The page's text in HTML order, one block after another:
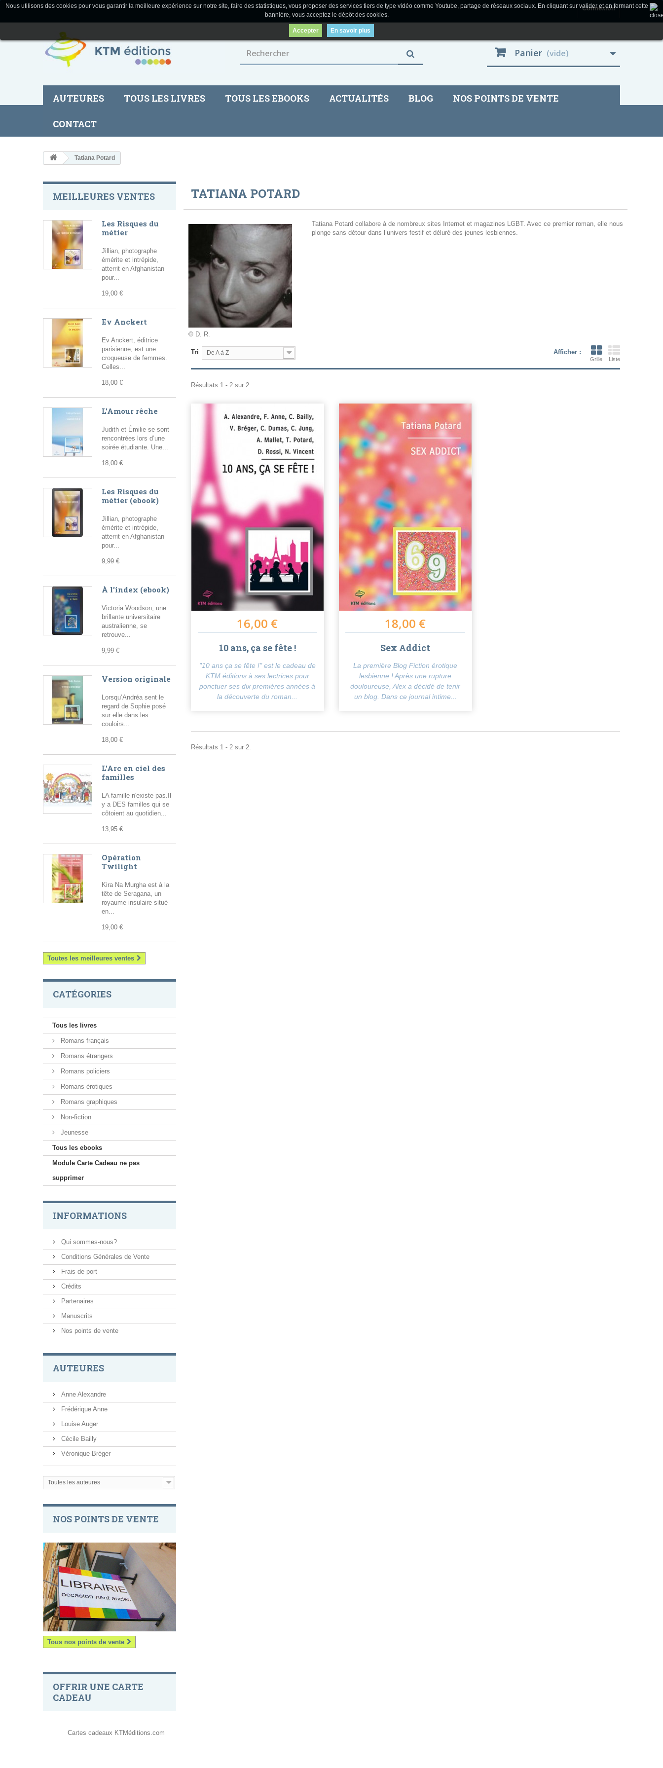
Connexion
Panier (vide)
AUTEURES TOUS LES LIVRES TOUS LES EBOOKS ACTUALITÉS BLOG NOS POINTS DE VENTE
CONTACT
Nous utilisons des cookies pour vous garantir la meilleure expérience sur notre site, faire des statistiques, vous proposer des services tiers de type vidéo comme Youtube, partage de réseaux sociaux. En cliquant sur valider et en fermant cette
bannière, vous acceptez le dépôt des cookies.
Accepter En savoir plus
Tatiana Potard
MEILLEURES VENTES
Les Risques du
métier
Jillian, photographe
émérite et intrépide,
atterrit en Afghanistan
pour...
19,00 €
Ev Anckert
Ev Anckert, éditrice
parisienne, est une
croqueuse de femmes.
Celles...
18,00 €
L'Amour rêche
Judith et Émilie se sont
rencontrées lors d’une
soirée étudiante. Une...
18,00 €
Les Risques du
métier (ebook)
Jillian, photographe
émérite et intrépide,
atterrit en Afghanistan
pour...
9,99 €
À l'index (ebook)
Victoria Woodson, une
brillante universitaire
australienne, se
retrouve...
9,99 €
Version originale
Lorsqu’Andréa sent le
regard de Sophie posé
sur elle dans les
couloirs...
18,00 €
L'Arc en ciel des
familles
LA famille n'existe pas.Il
y a DES familles qui se
côtoient au quotidien...
13,95 €
Opération
Twilight
Kira Na Murgha est à la
tête de Seragana, un
royaume insulaire situé
en...
19,00 €
Toutes les meilleures ventes
CATÉGORIES
Tous les livres
Romans français
Romans étrangers
Romans policiers
Romans érotiques
Romans graphiques
Non-fiction
Jeunesse
Tous les ebooks
Module Carte Cadeau ne pas
supprimer
INFORMATIONS
Qui sommes-nous?
Conditions Générales de Vente
Frais de port
Crédits
Partenaires
Manuscrits
Nos points de vente
AUTEURES
Anne Alexandre
Frédérique Anne
Louise Auger
Cécile Bailly
Véronique Bréger
Toutes les auteures
NOS POINTS DE VENTE
Tous nos points de vente
OFFRIR UNE CARTE
CADEAU
Cartes cadeaux KTMéditions.com
TATIANA POTARD
© D. R.
Tatiana Potard collabore à de nombreux sites Internet et magazines LGBT. Avec ce premier roman, elle nous
plonge sans détour dans l’univers festif et déluré des jeunes lesbiennes.
Afficher :
Grille Liste
Tri De A à Z
Résultats 1 - 2 sur 2.
16,00 €
10 ans, ça se fête !
"10 ans ça se fête !" est le cadeau de
KTM éditions à ses lectrices pour
ponctuer ses dix premières années à
la découverte du roman...
18,00 €
Sex Addict
La première Blog Fiction érotique
lesbienne ! Après une rupture
douloureuse, Alex a décidé de tenir
un blog. Dans ce journal intime...
Résultats 1 - 2 sur 2.